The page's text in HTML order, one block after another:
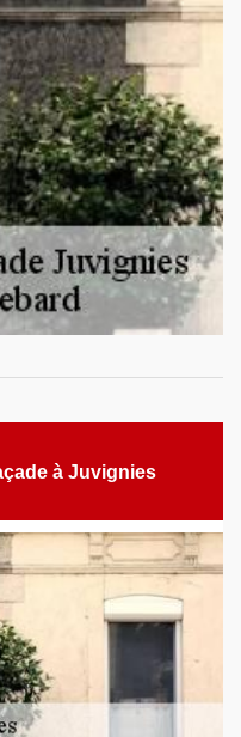
à Juvignies